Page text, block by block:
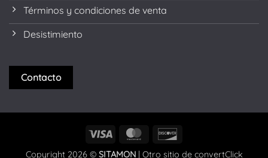
Términos y condiciones de venta
Desistimiento
Contacto
Visa MasterCard
Copyright 2026 © SITAMON| Otro sitio de convertClick